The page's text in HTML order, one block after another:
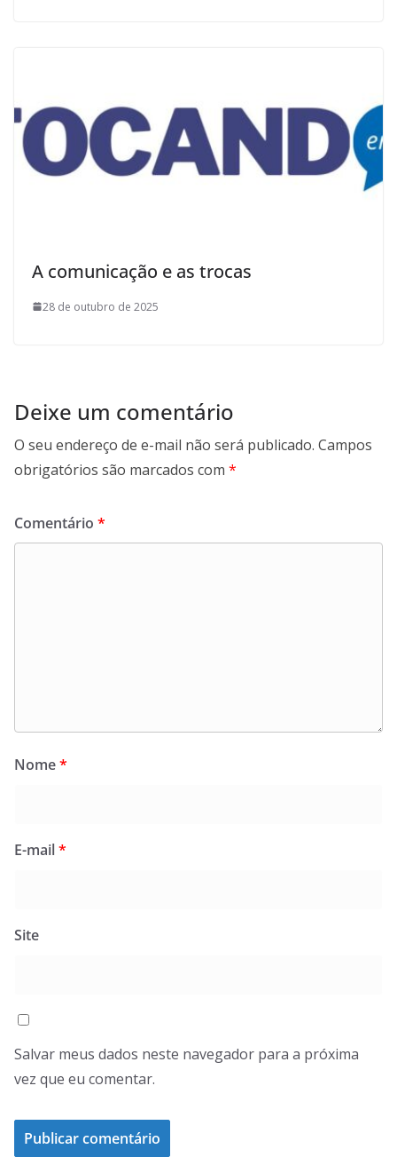
A comunicação e as trocas
28 de outubro de 2025
Deixe um comentário
O seu endereço de e-mail não será publicado. Campos
obrigatórios são marcados com *
Comentário *
Nome*
E-mail*
Site
Salvar meus dados neste navegador para a próxima
vez que eu comentar.